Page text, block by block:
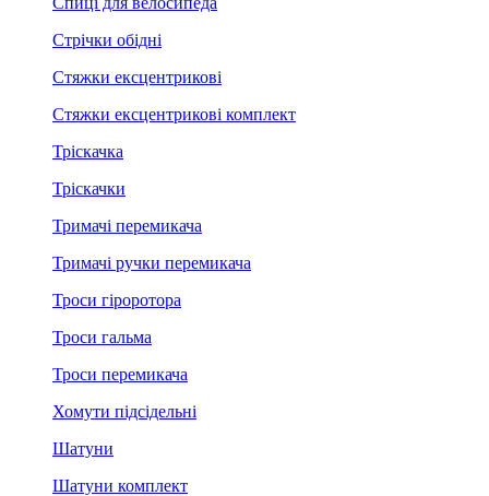
Стрічки обідні
Стяжки ексцентрикові
Стяжки ексцентрикові комплект
Тріскачка
Тріскачки
Тримачі перемикача
Тримачі ручки перемикача
Троси гіроротора
Троси гальма
Троси перемикача
Хомути підсідельні
Шатуни
Шатуни комплект